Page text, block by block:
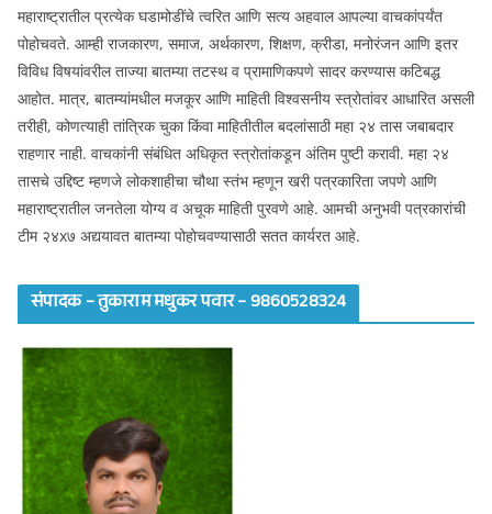
महाराष्ट्रातील प्रत्येक घडामोडींचे त्वरित आणि सत्य अहवाल आपल्या वाचकांपर्यंत
पोहोचवते. आम्ही राजकारण, समाज, अर्थकारण, शिक्षण, क्रीडा, मनोरंजन आणि इतर
विविध विषयांवरील ताज्या बातम्या तटस्थ व प्रामाणिकपणे सादर करण्यास कटिबद्ध
आहोत. मात्र, बातम्यांमधील मजकूर आणि माहिती विश्वसनीय स्त्रोतांवर आधारित असली
तरीही, कोणत्याही तांत्रिक चुका किंवा माहितीतील बदलांसाठी महा २४ तास जबाबदार
राहणार नाही. वाचकांनी संबंधित अधिकृत स्त्रोतांकडून अंतिम पुष्टी करावी. महा २४
तासचे उद्दिष्ट म्हणजे लोकशाहीचा चौथा स्तंभ म्हणून खरी पत्रकारिता जपणे आणि
महाराष्ट्रातील जनतेला योग्य व अचूक माहिती पुरवणे आहे. आमची अनुभवी पत्रकारांची
टीम २४x७ अद्ययावत बातम्या पोहोचवण्यासाठी सतत कार्यरत आहे.
संपादक – तुकाराम मधुकर पवार – 9860528324